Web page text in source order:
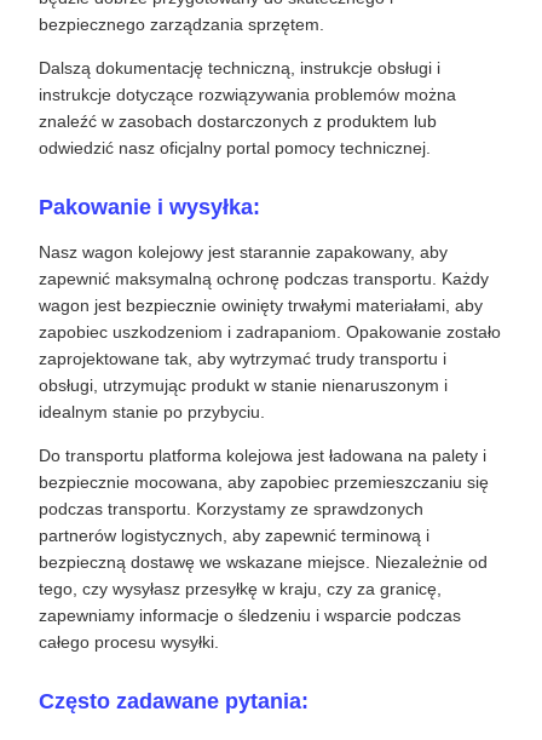
bezpiecznego zarządzania sprzętem.
Dalszą dokumentację techniczną, instrukcje obsługi i
instrukcje dotyczące rozwiązywania problemów można
znaleźć w zasobach dostarczonych z produktem lub
odwiedzić nasz oficjalny portal pomocy technicznej.
Pakowanie i wysyłka:
Nasz wagon kolejowy jest starannie zapakowany, aby
zapewnić maksymalną ochronę podczas transportu. Każdy
wagon jest bezpiecznie owinięty trwałymi materiałami, aby
zapobiec uszkodzeniom i zadrapaniom. Opakowanie zostało
zaprojektowane tak, aby wytrzymać trudy transportu i
obsługi, utrzymując produkt w stanie nienaruszonym i
idealnym stanie po przybyciu.
Do transportu platforma kolejowa jest ładowana na palety i
bezpiecznie mocowana, aby zapobiec przemieszczaniu się
podczas transportu. Korzystamy ze sprawdzonych
partnerów logistycznych, aby zapewnić terminową i
bezpieczną dostawę we wskazane miejsce. Niezależnie od
tego, czy wysyłasz przesyłkę w kraju, czy za granicę,
zapewniamy informacje o śledzeniu i wsparcie podczas
całego procesu wysyłki.
Często zadawane pytania: